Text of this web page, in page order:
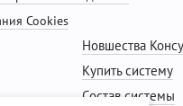
Cookies
Новшества
Купить систему
Состав системы